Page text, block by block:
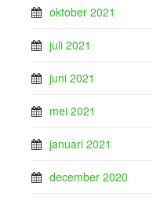
oktober 2021
juli 2021
juni 2021
mei 2021
januari 2021
december 2020